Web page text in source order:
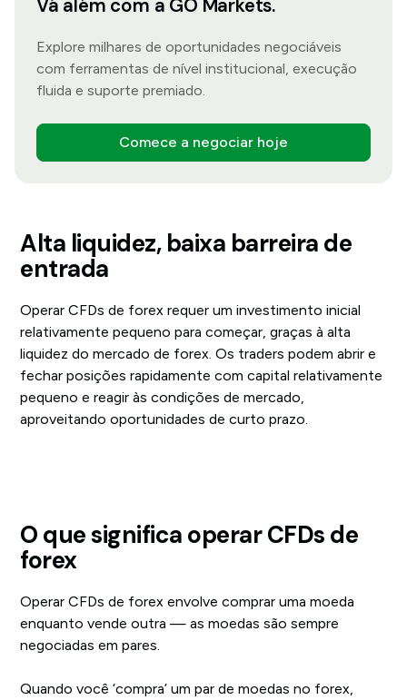
Vá além com a GO Markets.
Explore milhares de oportunidades negociáveis
com ferramentas de nível institucional, execução
fluida e suporte premiado.
Comece a negociar hoje
Alta liquidez, baixa barreira de
entrada
Operar CFDs de forex requer um investimento inicial
relativamente pequeno para começar, graças à alta
liquidez do mercado de forex. Os traders podem abrir e
fechar posições rapidamente com capital relativamente
pequeno e reagir às condições de mercado,
aproveitando oportunidades de curto prazo.
O que significa operar CFDs de
forex
Operar CFDs de forex envolve comprar uma moeda
enquanto vende outra — as moedas são sempre
negociadas em pares.
Quando você ‘compra’ um par de moedas no forex,